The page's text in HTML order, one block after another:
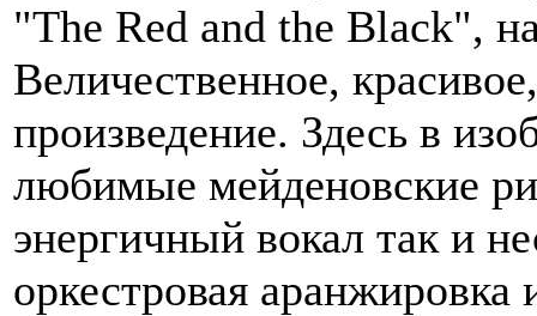
"The Red and the Black",
Величественное,
произведение. Здесь в
любимые мейденовские
энергичный вокал так и
оркестровая